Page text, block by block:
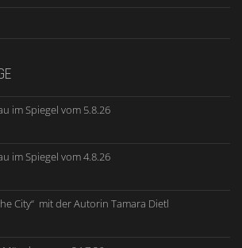
im Spiegel vom 5.8.26
im Spiegel vom 4.8.26
City“ mit der Autorin Tamara Dietl